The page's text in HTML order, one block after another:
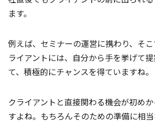
ます。
例えば、セミナーの運営に携わり、そ
ライアントには、自分から手を挙げて
て、積極的にチャンスを得ていますね。
クライアントと直接関わる機会が初め
すよね。もちろんそのための準備に相